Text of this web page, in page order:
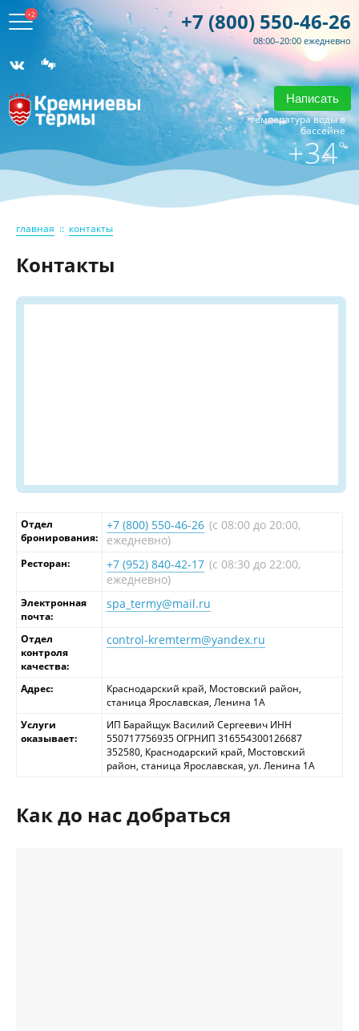
+2 +7 (800) 550-46-26
08:00–20:00 ежедневно
Написать
температура воды в
бассейне
+34°
главная :: контакты
Контакты
Отдел
бронирования:
+7 (800) 550-46-26 (с 08:00 до 20:00,
ежедневно)
Ресторан: +7 (952) 840-42-17 (с 08:30 до 22:00,
ежедневно)
Электронная
почта:
spa_termy@mail.ru
Отдел
контроля
качества:
control-kremterm@yandex.ru
Адрес:
Краснодарский край, Мостовский район,
станица Ярославская, Ленина 1А
Услуги
оказывает:
ИП Барайщук Василий Сергеевич ИНН
550717756935 ОГРНИП 316554300126687
352580, Краснодарский край, Мостовский
район, станица Ярославская, ул. Ленина 1А
Как до нас добраться